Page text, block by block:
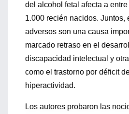
del alcohol fetal afecta a
1.000 recién nacidos. Juntos,
adversos son una causa
marcado retraso en el
discapacidad intelectual y
como el trastorno por déficit
hiperactividad.
Los autores probaron las